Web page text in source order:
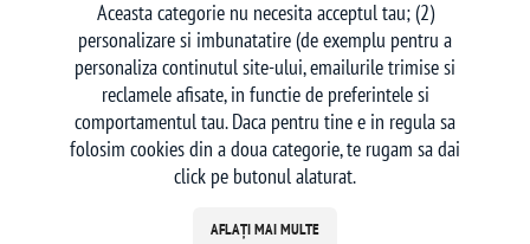
Urmăriți-ne
Aceasta categorie nu necesita acceptul tau; (2)
personalizare si imbunatatire (de exemplu pentru a
personaliza continutul site-ului, emailurile trimise si
reclamele afisate, in functie de preferintele si
comportamentul tau. Daca pentru tine e in regula sa
folosim cookies din a doua categorie, te rugam sa dai
click pe butonul alaturat.
AFLAȚI MAI MULTE